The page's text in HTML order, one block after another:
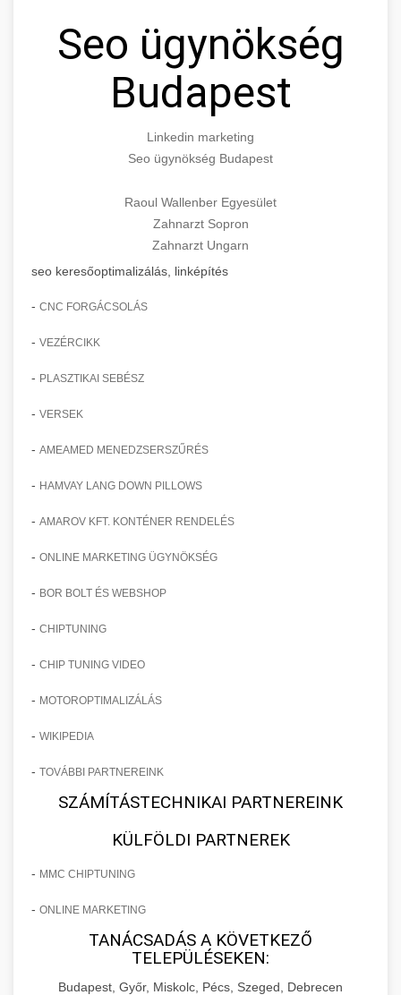
Seo ügynökség
Budapest
Linkedin marketing
Seo ügynökség Budapest
Raoul Wallenber Egyesület
Zahnarzt Sopron
Zahnarzt Ungarn
seo keresőoptimalizálás, linképítés
- CNC FORGÁCSOLÁS
- VEZÉRCIKK
- PLASZTIKAI SEBÉSZ
- VERSEK
- AMEAMED MENEDZSERSZŰRÉS
- HAMVAY LANG DOWN PILLOWS
- AMAROV KFT. KONTÉNER RENDELÉS
- ONLINE MARKETING ÜGYNÖKSÉG
- BOR BOLT ÉS WEBSHOP
- CHIPTUNING
- CHIP TUNING VIDEO
- MOTOROPTIMALIZÁLÁS
- WIKIPEDIA
- TOVÁBBI PARTNEREINK
SZÁMÍTÁSTECHNIKAI PARTNEREINK
KÜLFÖLDI PARTNEREK
- MMC CHIPTUNING
- ONLINE MARKETING
TANÁCSADÁS A KÖVETKEZŐ
TELEPÜLÉSEKEN:
Budapest, Győr, Miskolc, Pécs, Szeged, Debrecen